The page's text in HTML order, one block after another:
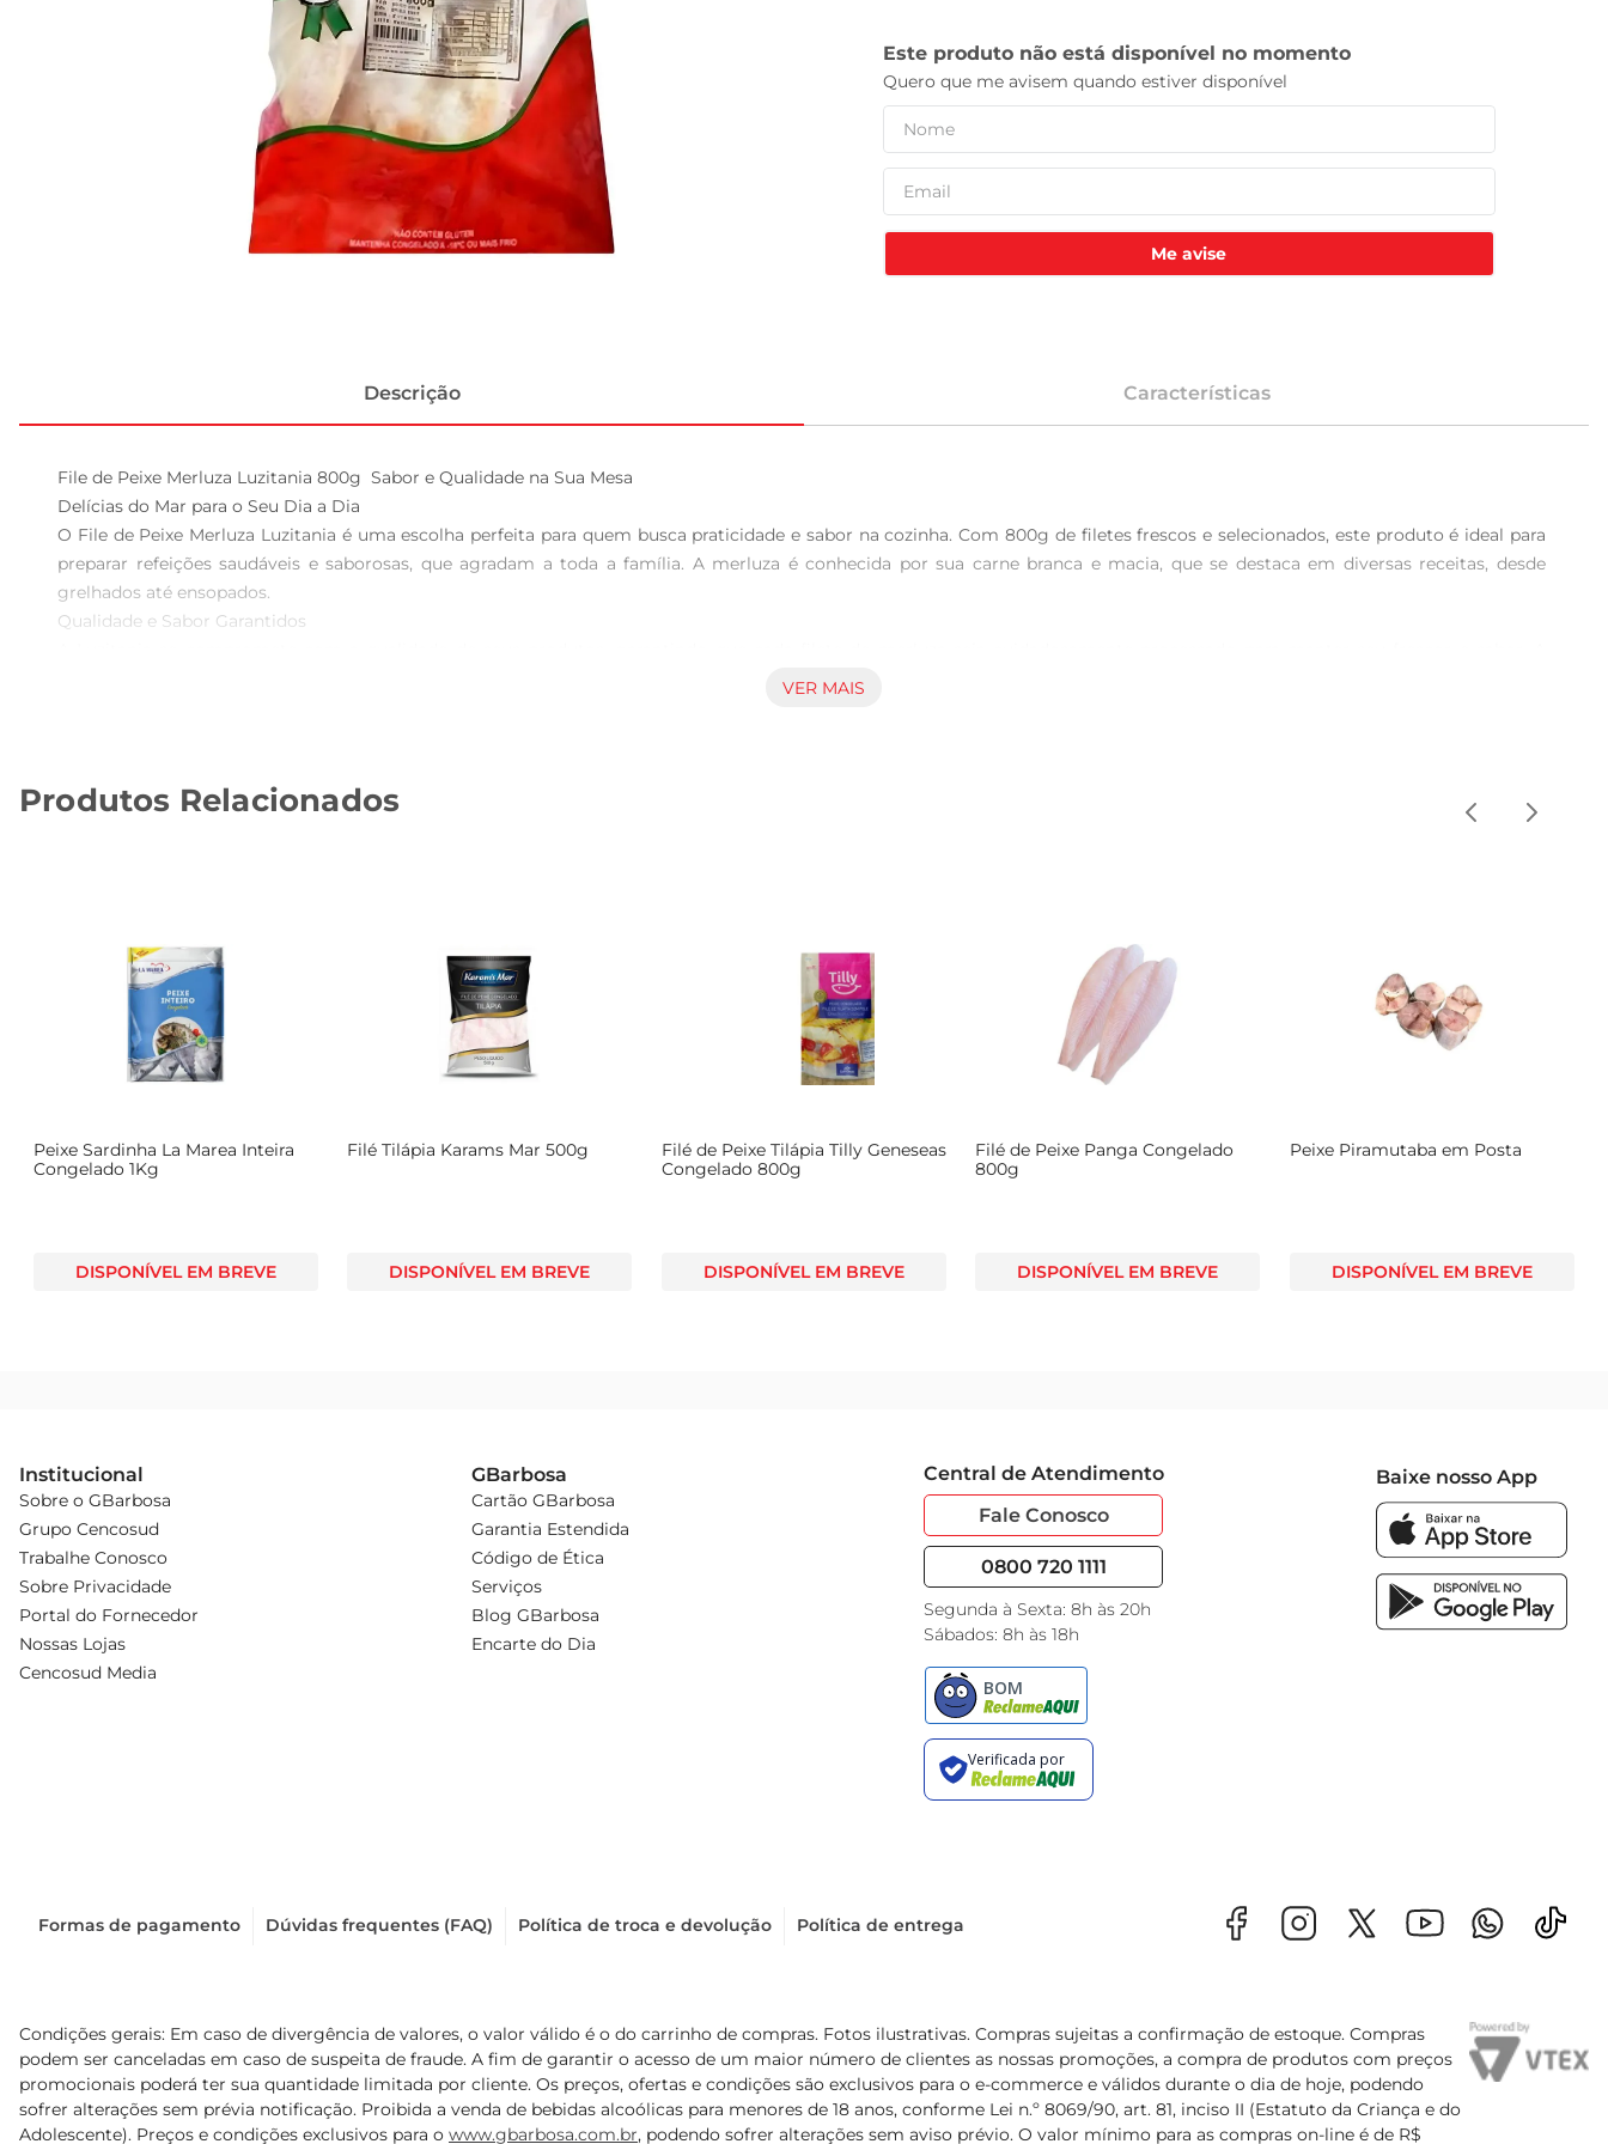
Me avise
Descrição Características
File de Peixe Merluza Luzitania 800g  Sabor e Qualidade na Sua Mesa
Delícias do Mar para o Seu Dia a Dia
O File de Peixe Merluza Luzitania é uma escolha perfeita para quem busca praticidade e sabor na cozinha. Com 800g de filetes frescos e selecionados, este produto é ideal para
preparar refeições saudáveis e saborosas, que agradam a toda a família. A merluza é conhecida por sua carne branca e macia, que se destaca em diversas receitas, desde
grelhados até ensopados.
Qualidade e Sabor Garantidos
embalagem de 800g é perfeita para quem deseja ter um ingrediente versátil à disposição, permitindo a preparação de pratos variados, como filetes empanados, assados ou até
com temperos de sua preferência ou utilizálo em receitas de moqueca, onde o sabor do peixe se destaca. Além disso, é uma excelente opção para quem busca uma alimentação
Esse file de peixe é perfeito para ser servido com acompanhamentos como arroz, legumes grelhados ou uma salada fresca. Sua versatilidade permite que você crie pratos que
atendam a diferentes paladares e ocasiões, desde um jantar simples até uma refeição mais sofisticada. Aproveite para explorar diferentes temperos e combinações, tornando
cada refeição uma nova experiência gastronômica.
VER MAIS
Produtos Relacionados
Peixe Sardinha La Marea Inteira
Congelado 1Kg
DISPONÍVEL EM BREVE
Filé Tilápia Karams Mar 500g
DISPONÍVEL EM BREVE
Filé de Peixe Tilápia Tilly Geneseas
Congelado 800g
DISPONÍVEL EM BREVE
Filé de Peixe Panga Congelado
800g
DISPONÍVEL EM BREVE
Peixe Piramutaba em Posta
DISPONÍVEL EM BREVE
Institucional
Sobre o GBarbosa
Grupo Cencosud
Trabalhe Conosco
Sobre Privacidade
Portal do Fornecedor
Nossas Lojas
Cencosud Media
GBarbosa
Cartão GBarbosa
Garantia Estendida
Código de Ética
Serviços
Blog GBarbosa
Encarte do Dia
Central de Atendimento
Fale Conosco
0800 720 1111
Segunda à Sexta: 8h às 20h
Sábados: 8h às 18h
Baixe nosso App
Formas de pagamento Dúvidas frequentes (FAQ) Política de troca e devolução Política de entrega
Condições gerais: Em caso de divergência de valores, o valor válido é o do carrinho de compras. Fotos ilustrativas. Compras sujeitas a confirmação de estoque. Compras
podem ser canceladas em caso de suspeita de fraude. A fim de garantir o acesso de um maior número de clientes as nossas promoções, a compra de produtos com preços
promocionais poderá ter sua quantidade limitada por cliente. Os preços, ofertas e condições são exclusivos para o e-commerce e válidos durante o dia de hoje, podendo
sofrer alterações sem prévia notificação. Proibida a venda de bebidas alcoólicas para menores de 18 anos, conforme Lei n.º 8069/90, art. 81, inciso II (Estatuto da Criança e do
Adolescente). Preços e condições exclusivos para o www.gbarbosa.com.br, podendo sofrer alterações sem aviso prévio. O valor mínimo para as compras on-line é de R$
celular